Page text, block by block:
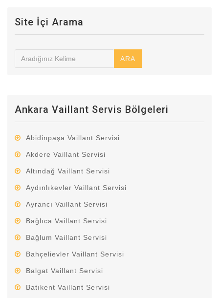
Site İçi Arama
ARA
Ankara Vaillant Servis Bölgeleri
Abidinpaşa Vaillant Servisi
Akdere Vaillant Servisi
Altındağ Vaillant Servisi
Aydınlıkevler Vaillant Servisi
Ayrancı Vaillant Servisi
Bağlıca Vaillant Servisi
Bağlum Vaillant Servisi
Bahçelievler Vaillant Servisi
Balgat Vaillant Servisi
Batıkent Vaillant Servisi